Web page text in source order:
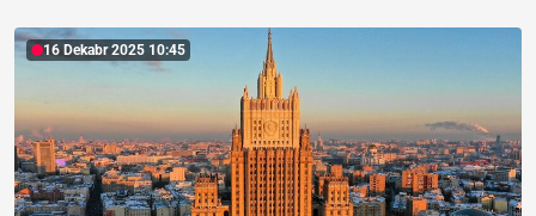
16 Dekabr 2025 10:45